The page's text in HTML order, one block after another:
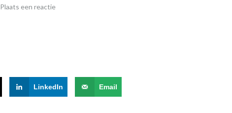
Plaats een reactie
LinkedIn Email